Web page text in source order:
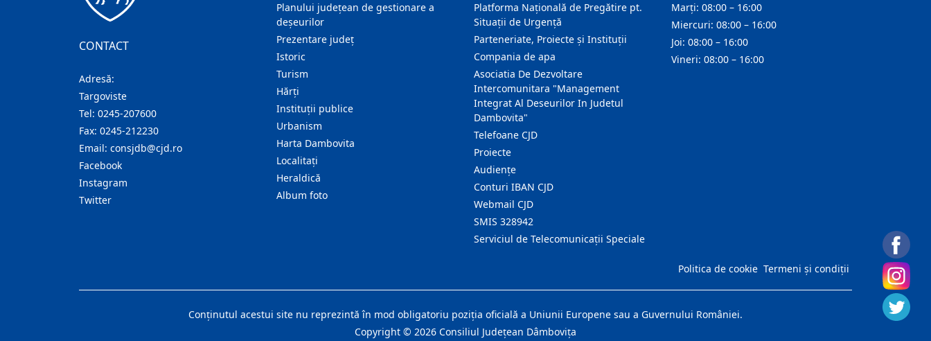
CONTACT
Adresă:
Targoviste
Tel: 0245-207600
Fax: 0245-212230
Email: consjdb@cjd.ro
Facebook
Instagram
Twitter
Planului județean de gestionare a
deșeurilor
Prezentare judeţ
Istoric
Turism
Hărţi
Instituţii publice
Urbanism
Harta Dambovita
Localitaţi
Heraldică
Album foto
Platforma Națională de Pregătire pt.
Situații de Urgență
Parteneriate, Proiecte și Instituții
Compania de apa
Asociatia De Dezvoltare
Intercomunitara "Management
Integrat Al Deseurilor In Judetul
Dambovita"
Telefoane CJD
Proiecte
Audienţe
Conturi IBAN CJD
Webmail CJD
SMIS 328942
Serviciul de Telecomunicații Speciale
Marți: 08:00 – 16:00
Miercuri: 08:00 – 16:00
Joi: 08:00 – 16:00
Vineri: 08:00 – 16:00
Politica de cookie Termeni și condiții
Conţinutul acestui site nu reprezintă în mod obligatoriu poziţia oficială a Uniunii Europene sau a Guvernului României.
Copyright © 2026 Consiliul Judeţean Dâmboviţa